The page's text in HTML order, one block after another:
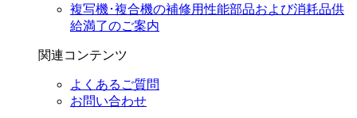
複写機･複合機の補修用性能部品および消耗品供
給満了のご案内
関連コンテンツ
よくあるご質問
お問い合わせ